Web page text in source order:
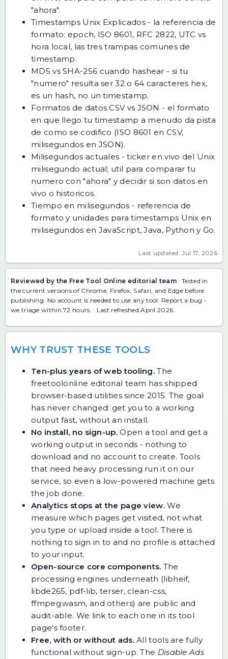
"ahora".
Timestamps Unix Explicados- la referencia de
formato: epoch, ISO 8601, RFC 2822, UTC vs
hora local, las tres trampas comunes de
timestamp.
MD5 vs SHA-256 cuando hashear - si tu
"numero" resulta ser 32 o 64 caracteres hex,
es un hash, no un timestamp.
Formatos de datos CSV vs JSON - el formato
en que llego tu timestamp a menudo da pista
de como se codifico (ISO 8601 en CSV,
milisegundos en JSON).
Milisegundos actuales - ticker en vivo del Unix
milisegundo actual; util para comparar tu
numero con "ahora" y decidir si son datos en
vivo o historicos.
Tiempo en milisegundos - referencia de
formato y unidades para timestamps Unix en
milisegundos en JavaScript, Java, Python y Go.
Last updated: Jul 17, 2026
Reviewed by the Free Tool Online editorial team · Tested in
the current versions of Chrome, Firefox, Safari, and Edge before
publishing. No account is needed to use any tool. Report a bug -
we triage within 72 hours. · Last refreshed April 2026.
WHY TRUST THESE TOOLS
Ten-plus years of web tooling. The
freetoolonline editorial team has shipped
browser-based utilities since 2015. The goal
has never changed: get you to a working
output fast, without an install.
No install, no sign-up.Open a tool and get a
working output in seconds - nothing to
download and no account to create. Tools
that need heavy processing run it on our
service, so even a low-powered machine gets
the job done.
Analytics stops at the page view.We
measure which pages get visited, not what
you type or upload inside a tool. There is
nothing to sign in to and no profile is attached
to your input.
Open-source core components. The
processing engines underneath (libheif,
libde265, pdf-lib, terser, clean-css,
ffmpeg.wasm, and others) are public and
audit-able. We link to each one in its tool
page's footer.
Free, with or without ads.All tools are fully
functional without sign-up. The Disable Ads